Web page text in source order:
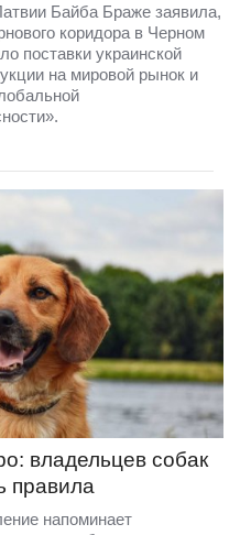
Байба Браже заявила,
коридора в Черном
поставки украинской
на мировой рынок и
владельцев собак
правила
напоминает